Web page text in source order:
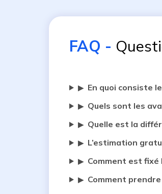
FAQ -
▶ En quoi consiste
▶ Quels sont les
▶ Quelle est la
▶ L’estimation
▶ Comment est fixé
▶ Comment